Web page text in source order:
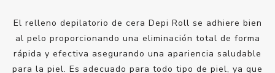
El relleno depilatorio de cera Depi Roll se adhiere bien
al pelo proporcionando una eliminación total de forma
rápida y efectiva asegurando una apariencia saludable
para la piel. Es adecuado para todo tipo de piel, ya que